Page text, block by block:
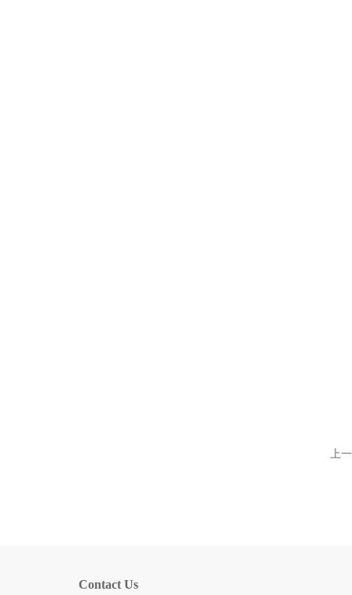
上
Contact Us